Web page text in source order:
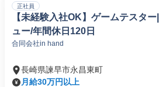
正社員
【未経験入社OK】ゲームテスタ
ュー/年間休日120日
合同会社in hand
長崎県諫早市永昌東町
月給30万円以上